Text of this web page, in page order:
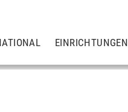
EINRICHTUNGEN